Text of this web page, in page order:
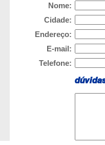
Nome:
Cidade:
Endereço:
E-mail:
Telefone: